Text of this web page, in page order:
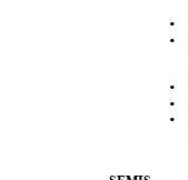
•
•
•
•
•